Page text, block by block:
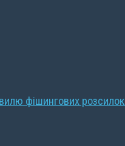
фішингових розсилок